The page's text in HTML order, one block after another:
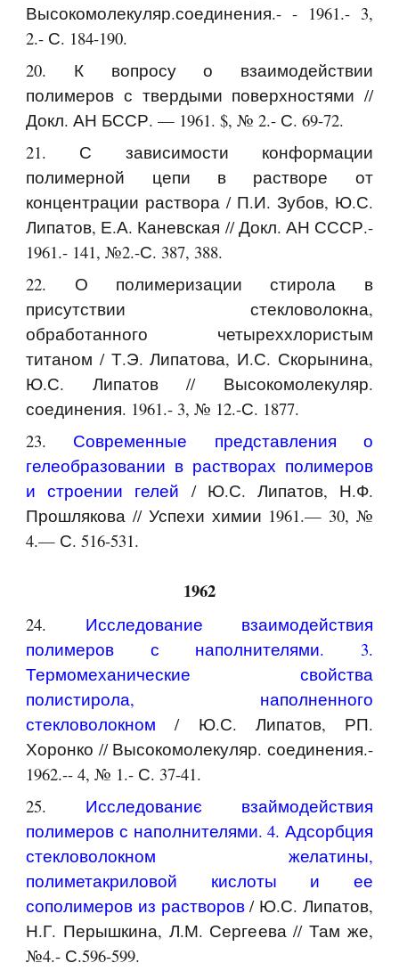
Высокомолекуляр.соединения.- - 1961.- 3,
2.- С. 184-190.
20. К вопросу о взаимодействии
полимеров с твердыми поверхностями //
Докл. АН БССР. — 1961. $, № 2.- С. 69-72.
21. С зависимости конформации
полимерной цепи в растворе от
концентрации раствора / П.И. Зубов, Ю.С.
Липатов, Е.А. Каневская // Докл. АН СССР.-
1961.- 141, №2.-С. 387, 388.
22. О полимеризации стирола в
присутствии стекловолокна,
обработанного четыреххлористым
титаном / Т.Э. Липатова, И.С. Скорынина,
Ю.С. Липатов // Высокомолекуляр.
соединения. 1961.- 3, № 12.-С. 1877.
23. Современные представления о
гелеобразовании в растворах полимеров
и строении гелей / Ю.С. Липатов, Н.Ф.
Прошлякова // Успехи химии 1961.— 30, №
4.— С. 516-531.
1962
24. Исследование взаимодействия
полимеров с наполнителями. 3.
Термомеханические свойства
полистирола, наполненного
стекловолокном
/ Ю.С. Липатов, РП.
Хоронко // Высокомолекуляр. соединения.-
1962.-- 4, № 1.- С. 37-41.
25. Исследованиє взаймодействия
полимеров с наполнителями. 4. Адсорбция
стекловолокном желатины,
полиметакриловой кислоты и ее
сополимеров из растворов/ Ю.С. Липатов,
Н.Г. Перышкина, Л.М. Сергеева // Там же,
№4.- С.596-599.